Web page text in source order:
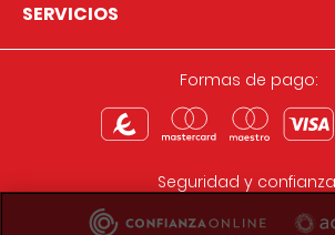
SERVICIOS
Formas de pago:
Seguridad y